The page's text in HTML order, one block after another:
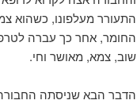
התעורר מעלפונו, כשהוא
החומר, אחר כך עברה
שוב, צמא, מאושר וחי.
הדבר הבא שניסתה